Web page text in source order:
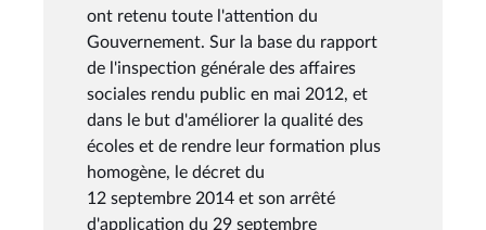
ont retenu toute l'attention du
Gouvernement. Sur la base du rapport
de l'inspection générale des affaires
sociales rendu public en mai 2012, et
dans le but d'améliorer la qualité des
écoles et de rendre leur formation plus
homogène, le décret du
12 septembre 2014 et son arrêté
d'application du 29 septembre